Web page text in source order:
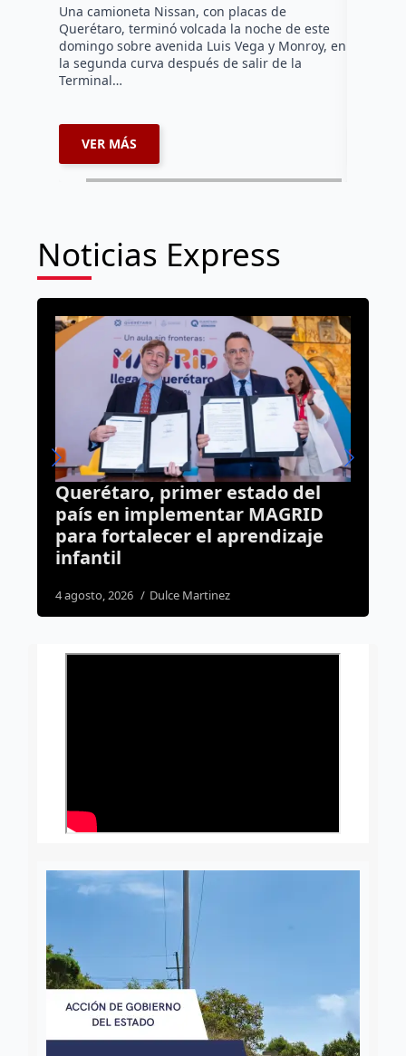
Una camioneta Nissan, con placas de
Querétaro, terminó volcada la noche de este
domingo sobre avenida Luis Vega y Monroy, en
la segunda curva después de salir de la
Terminal…
VER MÁS
Noticias Express
estado del
MAGRID
aprendizaje
¿Quién perdió a su
Lo rescataron en
Maderas